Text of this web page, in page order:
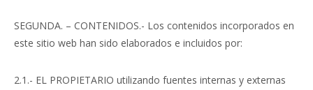
SEGUNDA. – CONTENIDOS.- Los contenidos incorporados en
este sitio web han sido elaborados e incluidos por:
2.1.- EL PROPIETARIO utilizando fuentes internas y externas